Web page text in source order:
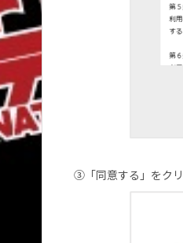
③「同意する」をクリ